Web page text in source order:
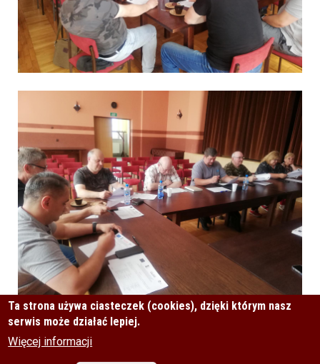
Ta strona używa ciasteczek (cookies), dzięki którym nasz
serwis może działać lepiej.
Więcej informacji